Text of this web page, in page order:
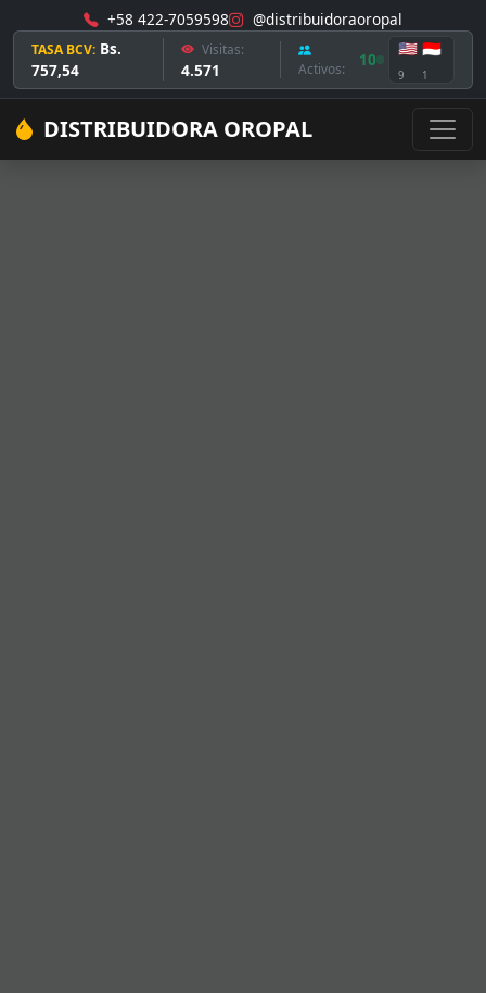
+58 422-7059598 @distribuidoraoropal
TASA BCV: Bs.
757,54
Visitas:
4.571 Activos: 10
🇺🇸
9
🇮🇩
1
DISTRIBUIDORA OROPAL